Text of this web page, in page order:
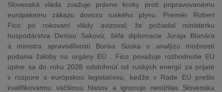
Slovenská vláda zvažuje právne kroky proti pripravovanému
európskemu zákazu dovozu ruského plynu. Premiér Robert
Fico po rokovaní vlády avizoval, že požiadal ministerku
hospodárstva Denisu Sakovú, šéfa diplomacie Juraja Blanára
a ministra spravodlivosti Borisa Suska o analýzu možností
podania žaloby na orgány EÚ . Fico považuje rozhodnutie EÚ
úplne sa do roku 2028 odstrihnúť od ruských energií za prijaté
v rozpore s európskou legislatívou, keďže v Rade EÚ prešlo
kvalifikovanou väčšinou hlasov a ignoruje nesúhlas Slovenska